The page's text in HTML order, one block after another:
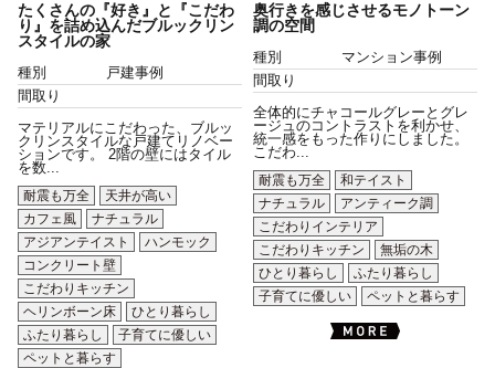
たくさんの『好き』と『こだわ
り』を詰め込んだブルックリン
スタイルの家
種別
戸建事例
間取り
マテリアルにこだわった、ブルッ
クリンスタイルな戸建てリノベー
ションです。 2階の壁にはタイル
を数...
耐震も万全
天井が高い
カフェ風
ナチュラル
アジアンテイスト
ハンモック
コンクリート壁
こだわりキッチン
ヘリンボーン床
ひとり暮らし
ふたり暮らし
子育てに優しい
ペットと暮らす
奥行きを感じさせるモノトーン
調の空間
種別
マンション事例
間取り
全体的にチャコールグレーとグレ
ージュのコントラストを利かせ、
統一感をもった作りにしました。
こだわ...
耐震も万全
和テイスト
ナチュラル
アンティーク調
こだわりインテリア
こだわりキッチン
無垢の木
ひとり暮らし
ふたり暮らし
子育てに優しい
ペットと暮らす